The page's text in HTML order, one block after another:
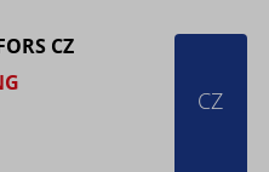
CZ
CZ